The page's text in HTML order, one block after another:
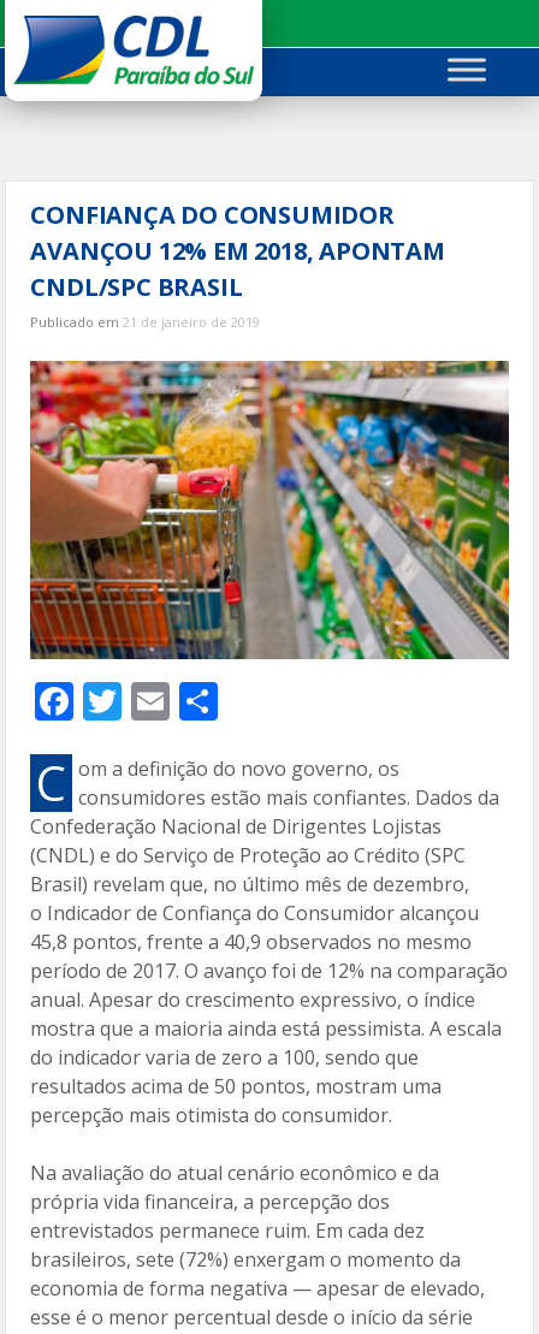
para
conteúdo
CONFIANÇA DO CONSUMIDOR
AVANÇOU 12% EM 2018, APONTAM
CNDL/SPC BRASIL
Publicado em21 de janeiro de 2019
F
ac
e
b
o
o
k
T
w
itt
er
E
m
ai
l
m
p
ar
til
h
ar
C om a definição do novo governo, os
consumidores estão mais confiantes. Dados da
Confederação Nacional de Dirigentes Lojistas
(CNDL) e do Serviço de Proteção ao Crédito (SPC
Brasil) revelam que, no último mês de dezembro,
o Indicador de Confiança do Consumidor alcançou
45,8 pontos, frente a 40,9 observados no mesmo
período de 2017. O avanço foi de 12% na comparação
anual. Apesar do crescimento expressivo, o índice
mostra que a maioria ainda está pessimista. A escala
do indicador varia de zero a 100, sendo que
resultados acima de 50 pontos, mostram uma
percepção mais otimista do consumidor.
Na avaliação do atual cenário econômico e da
própria vida financeira, a percepção dos
entrevistados permanece ruim. Em cada dez
brasileiros, sete (72%) enxergam o momento da
economia de forma negativa — apesar de elevado,
esse é o menor percentual desde o início da série